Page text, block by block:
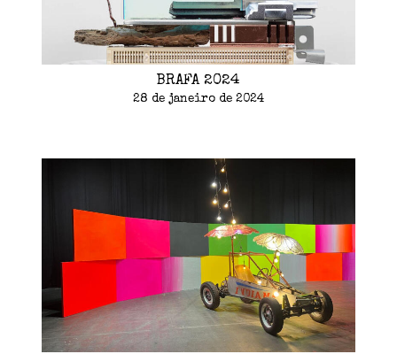
BRAFA 2024
28 de janeiro de 2024